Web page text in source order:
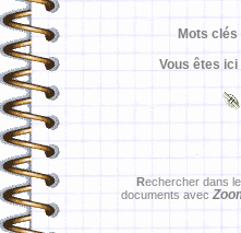
Mots clés
Vous êtes ici
Rechercher dans
documents avec